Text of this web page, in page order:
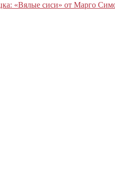
«Вялые сиси» от Марго